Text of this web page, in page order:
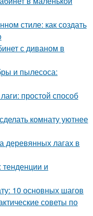
стиле: как создать
с диваном в
и пылесоса:
простой способ
комнату уютнее
деревянных лагах в
тенденции и
10 основных шагов
советы по